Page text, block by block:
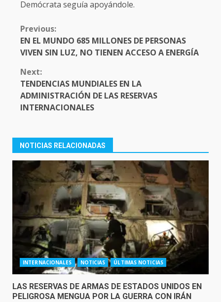
Demócrata seguía apoyándole.
CONTINUE
READING
Previous:
EN EL MUNDO 685 MILLONES DE PERSONAS
VIVEN SIN LUZ, NO TIENEN ACCESO A ENERGÍA
Next:
TENDENCIAS MUNDIALES EN LA
ADMINISTRACIÓN DE LAS RESERVAS
INTERNACIONALES
NOTICIAS RELACIONADAS
INTERNACIONALES NOTICIAS ÚLTIMAS NOTICIAS
LAS RESERVAS DE ARMAS DE ESTADOS UNIDOS EN
PELIGROSA MENGUA POR LA GUERRA CON IRÁN